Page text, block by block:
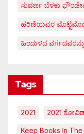
ಸುವರ್ಣ ಬೆಳಕು
ಹರಿಣಿಯವರ
ಹಿಂದುಳಿದ
Tags
2021 2021
Keep Books In